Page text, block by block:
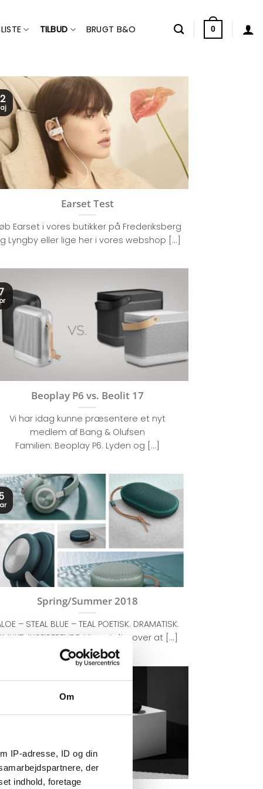
Om
IP-adresse, ID og din
der
indhold, foretage
TILBUD BRUGT B&O 0
Earset Test
Earset i vores butikker på Frederiksberg
Lyngby eller lige her i vores webshop [...]
Beoplay P6 vs. Beolit 17
Vi har idag kunne præsentere et nyt
medlem af Bang & Olufsen
Familien: Beoplay P6. Lyden og [...]
Spring/Summer 2018
– STEAL BLUE – TEAL POETISK. DRAMATISK.
INSPIRERENDE. Vi er stolte over at [...]